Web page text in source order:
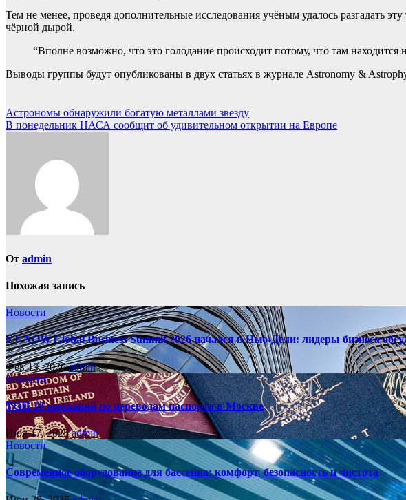
Тем не менее, проведя дополнительные исследования учёным удалось разгадать
чёрной дырой.
“Вполне возможно, что это голодание происходит потому, что там
Выводы группы будут опубликованы в двух статьях в журнале Astronomy &
Навигация
по
Астрономы обнаружили богатую металлами звезду
В понедельник НАСА сообщит об удивительном открытии на Европе
От admin
Похожая запись
Новости
ET NOW Global Business Summit 2026 начался в Нью‑Дели: лидеры бизнеса
Фев 13, 2026admin
Новости
ТОП-10 компаний по переводам паспорта в Москве
Июл 17, 2025admin
Новости
Современное оборудование для бассейна: комфорт, безопасность и чистота